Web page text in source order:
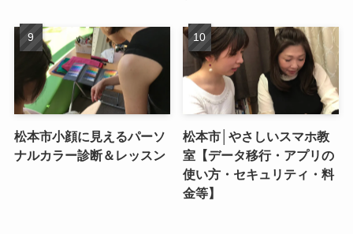
松本市小顔に見えるパーソ
ナルカラー診断＆レッスン
松本市│やさしいスマホ教
室【データ移行・アプリの
使い方・セキュリティ・料
金等】